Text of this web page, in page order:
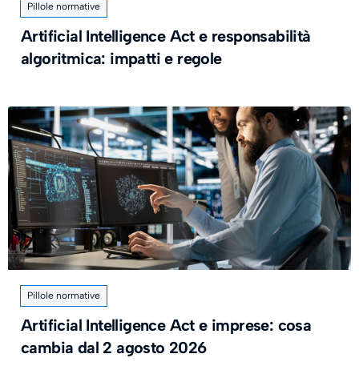
Pillole normative
Artificial Intelligence Act e responsabilità
algoritmica: impatti e regole
Pillole normative
Artificial Intelligence Act e imprese: cosa
cambia dal 2 agosto 2026